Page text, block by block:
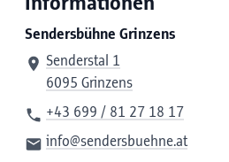
Sendersbühne Grinzens
Senderstal 1
6095 Grinzens
+43 699 / 81 27 18 17
info@sendersbuehne.at